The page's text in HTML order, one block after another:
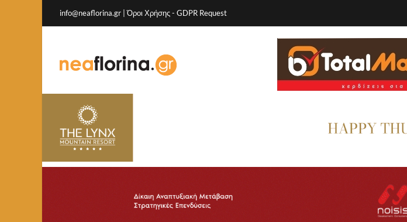
info@neaflorina.gr |Όροι Χρήσης- GDPR Request